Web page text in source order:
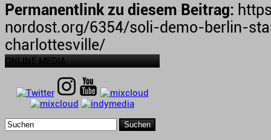
Permanentlink zu diesem Beitrag:
nordost.org/6354/soli-demo-berlin-
charlottesville/
ONLINE MEDIA
Suchen